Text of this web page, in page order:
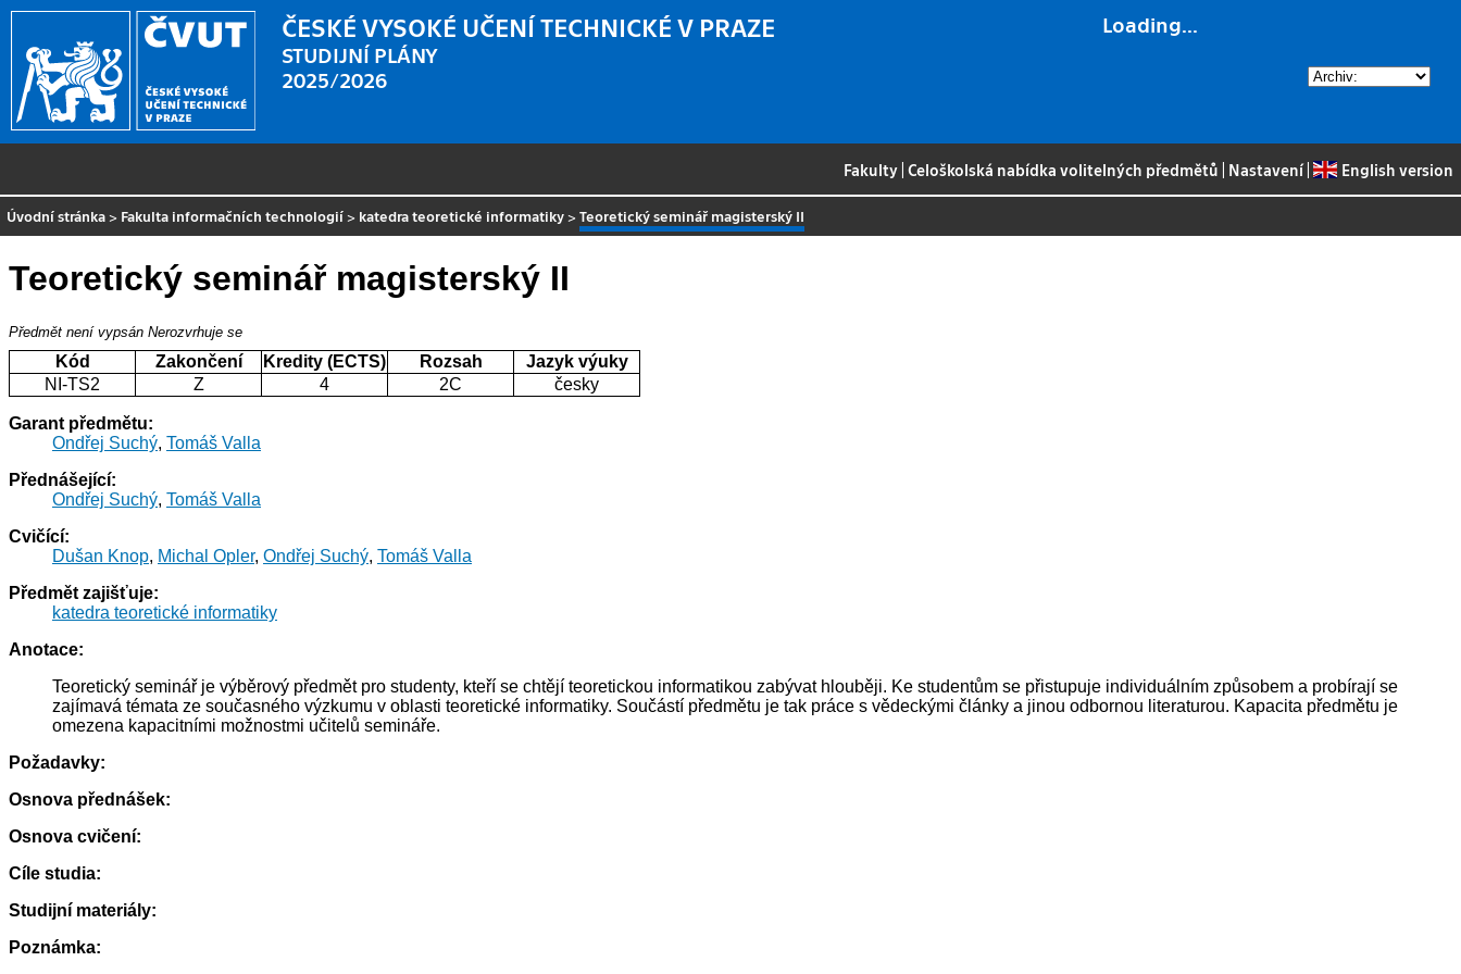
Loading...
ČESKÉ VYSOKÉ UČENÍ TECHNICKÉ V PRAZE
STUDIJNÍ PLÁNY
2025/2026
Fakulty |Celoškolská nabídka volitelných předmětů Nastavení| English version
Úvodní stránka > Fakulta informačních technologií > katedra teoretické informatiky >Teoretický seminář magisterský II
Teoretický seminář magisterský II
Předmět není vypsán Nerozvrhuje se
Kód Zakončení Kredity (ECTS) Rozsah
Jazyk výuky
NI-TS2
Z 4 2C česky
Garant předmětu:
Ondřej Suchý, Tomáš Valla
Přednášející:
Ondřej Suchý, Tomáš Valla
Cvičící:
Dušan Knop, Michal Opler, Ondřej Suchý, Tomáš Valla
Předmět zajišťuje:
katedra teoretické informatiky
Anotace:
Teoretický seminář je výběrový předmět pro studenty, kteří se chtějí teoretickou informatikou zabývat hlouběji. Ke studentům se přistupuje individuálním způsobem a probírají se
zajímavá témata ze současného výzkumu v oblasti teoretické informatiky. Součástí předmětu je tak práce s vědeckými články a jinou odbornou literaturou. Kapacita předmětu je
omezena kapacitními možnostmi učitelů semináře.
Požadavky:
Osnova přednášek:
Osnova cvičení:
Cíle studia:
Studijní materiály:
Poznámka: